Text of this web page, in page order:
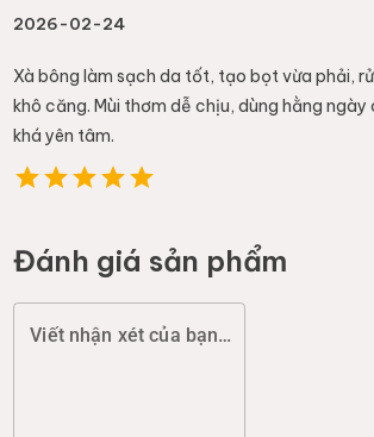
2026-02-24
Xà bông làm sạch da tốt, tạo bọt vừa phải,
khô căng. Mùi thơm dễ chịu, dùng hằng ngày
khá yên tâm.
Đánh giá sản phẩm
Viết nhận xét của bạn (chất lượng, đóng gói, giao hàng...)